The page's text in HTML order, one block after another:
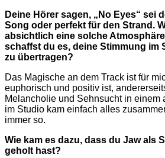
Deine Hörer sagen, „No Eyes“ sei
Song oder perfekt für den Strand.
absichtlich eine solche
schaffst du es, deine Stimmung im
zu übertragen?
Das Magische an dem Track ist für
euphorisch und positiv ist,
Melancholie und Sehnsucht in einem
im Studio kam einfach alles
immer so.
Wie kam es dazu, dass du Jaw als
geholt hast?